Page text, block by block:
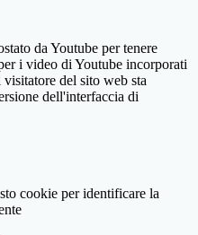
da Youtube per tenere
i video di Youtube incorporati
del sito web sta
dell'interfaccia di
cookie per identificare la